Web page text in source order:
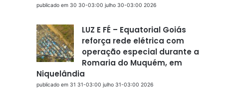
publicado em 30 30-03:00 julho 30-03:00 2026
LUZ E FÉ – Equatorial Goiás
reforça rede elétrica com
operação especial durante a
Romaria do Muquém, em
Niquelândia
publicado em 31 31-03:00 julho 31-03:00 2026